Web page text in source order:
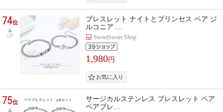
74位
UP
ブレスレット ナイトとプリンセス ペア ジ
ルコニア …
SweetSweet Shop
1,980円
75位
サージカルステンレス ブレスレット ペア
ペアブレ…